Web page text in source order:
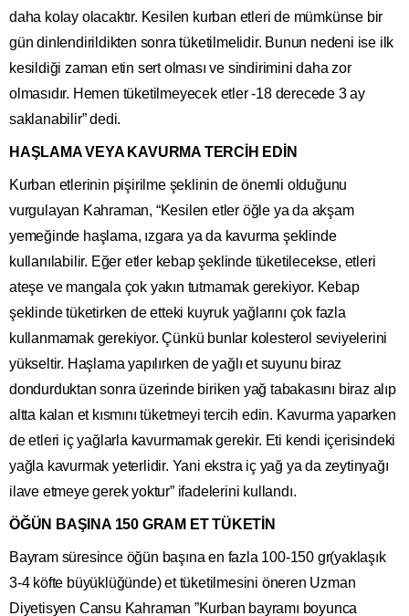
daha kolay olacaktır. Kesilen kurban etleri de mümkünse bir
gün dinlendirildikten sonra tüketilmelidir. Bunun nedeni ise ilk
kesildiği zaman etin sert olması ve sindirimini daha zor
olmasıdır. Hemen tüketilmeyecek etler -18 derecede 3 ay
saklanabilir” dedi.
HAŞLAMA VEYA KAVURMA TERCİH EDİN
Kurban etlerinin pişirilme şeklinin de önemli olduğunu
vurgulayan Kahraman, “Kesilen etler öğle ya da akşam
yemeğinde haşlama, ızgara ya da kavurma şeklinde
kullanılabilir. Eğer etler kebap şeklinde tüketilecekse, etleri
ateşe ve mangala çok yakın tutmamak gerekiyor. Kebap
şeklinde tüketirken de etteki kuyruk yağlarını çok fazla
kullanmamak gerekiyor. Çünkü bunlar kolesterol seviyelerini
yükseltir. Haşlama yapılırken de yağlı et suyunu biraz
dondurduktan sonra üzerinde biriken yağ tabakasını biraz alıp
altta kalan et kısmını tüketmeyi tercih edin. Kavurma yaparken
de etleri iç yağlarla kavurmamak gerekir. Eti kendi içerisindeki
yağla kavurmak yeterlidir. Yani ekstra iç yağ ya da zeytinyağı
ilave etmeye gerek yoktur” ifadelerini kullandı.
ÖĞÜN BAŞINA 150 GRAM ET TÜKETİN
Bayram süresince öğün başına en fazla 100-150 gr(yaklaşık
3-4 köfte büyüklüğünde) et tüketilmesini öneren Uzman
Diyetisyen Cansu Kahraman ”Kurban bayramı boyunca